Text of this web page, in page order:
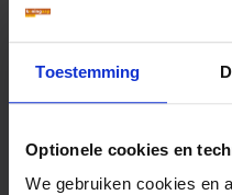
Toestemming
Optionele cookies en
We gebruiken cookies en